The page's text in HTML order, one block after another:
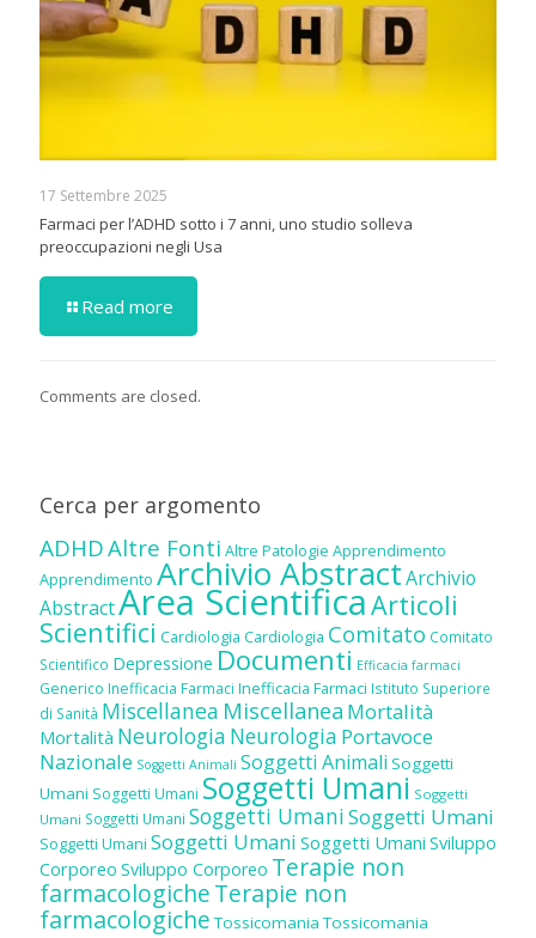
17 Settembre 2025
Farmaci per l’ADHD sotto i 7 anni, uno studio solleva
preoccupazioni negli Usa
Read more
Comments are closed.
Cerca per argomento
ADHDAltre Fonti Altre Patologie Apprendimento
Apprendimento Archivio AbstractArchivio
AbstractArea ScientificaArticoli
Scientifici Cardiologia Cardiologia Comitato Comitato
Scientifico Depressione Documenti Efficacia farmaci
Generico Inefficacia Farmaci Inefficacia Farmaci Istituto Superiore
di Sanità Miscellanea Miscellanea Mortalità
Mortalità Neurologia Neurologia Portavoce
Nazionale Soggetti Animali Soggetti Animali Soggetti
Umani Soggetti Umani Soggetti Umani Soggetti
Umani Soggetti Umani Soggetti UmaniSoggetti Umani
Soggetti Umani Soggetti Umani Soggetti Umani Sviluppo
Corporeo Sviluppo Corporeo Terapie non
farmacologicheTerapie non
farmacologiche Tossicomania Tossicomania